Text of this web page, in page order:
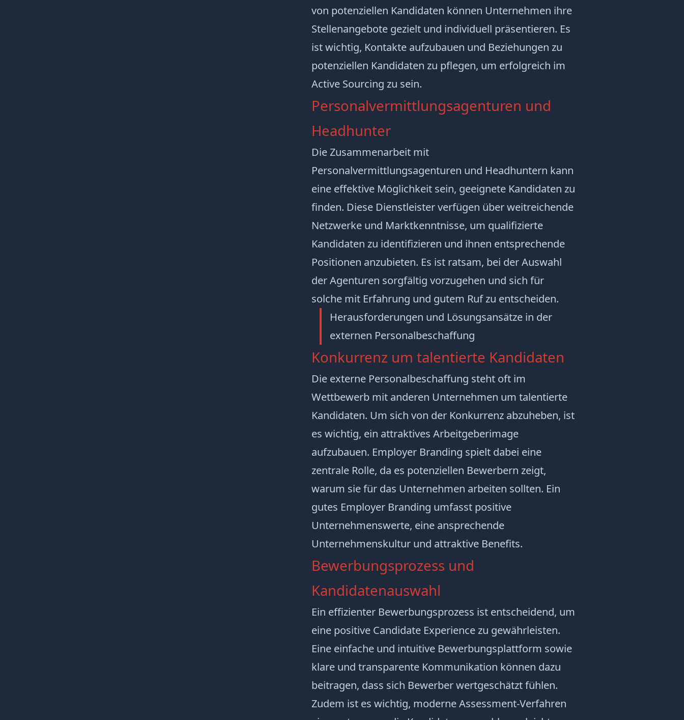
von potenziellen Kandidaten können Unternehmen ihre
Stellenangebote gezielt und individuell präsentieren. Es
ist wichtig, Kontakte aufzubauen und Beziehungen zu
potenziellen Kandidaten zu pflegen, um erfolgreich im
Active Sourcing zu sein.
Personalvermittlungsagenturen und
Headhunter
Die Zusammenarbeit mit
Personalvermittlungsagenturen und Headhuntern kann
eine effektive Möglichkeit sein, geeignete Kandidaten zu
finden. Diese Dienstleister verfügen über weitreichende
Netzwerke und Marktkenntnisse, um qualifizierte
Kandidaten zu identifizieren und ihnen entsprechende
Positionen anzubieten. Es ist ratsam, bei der Auswahl
der Agenturen sorgfältig vorzugehen und sich für
solche mit Erfahrung und gutem Ruf zu entscheiden.
Herausforderungen und Lösungsansätze in der
externen Personalbeschaffung
Konkurrenz um talentierte Kandidaten
Die externe Personalbeschaffung steht oft im
Wettbewerb mit anderen Unternehmen um talentierte
Kandidaten. Um sich von der Konkurrenz abzuheben, ist
es wichtig, ein attraktives Arbeitgeberimage
aufzubauen. Employer Branding spielt dabei eine
zentrale Rolle, da es potenziellen Bewerbern zeigt,
warum sie für das Unternehmen arbeiten sollten. Ein
gutes Employer Branding umfasst positive
Unternehmenswerte, eine ansprechende
Unternehmenskultur und attraktive Benefits.
Bewerbungsprozess und
Kandidatenauswahl
Ein effizienter Bewerbungsprozess ist entscheidend, um
eine positive Candidate Experience zu gewährleisten.
Eine einfache und intuitive Bewerbungsplattform sowie
klare und transparente Kommunikation können dazu
beitragen, dass sich Bewerber wertgeschätzt fühlen.
Zudem ist es wichtig, moderne Assessment-Verfahren